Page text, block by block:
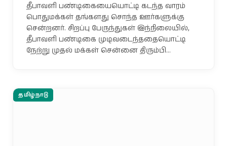
தீபாவளி பண்டிகையையொட்டி கடந்த வாரம்
பொதுமக்கள் தங்களது சொந்த ஊர்களுக்கு
சென்றனர். சிறப்பு பேருந்துகள் இந்நிலையில்,
தீபாவளி பண்டிகை முடிவடைந்ததையொட்டி
நேற்று முதல் மக்கள் சென்னை திரும்பி…
தமிழ்நாடு